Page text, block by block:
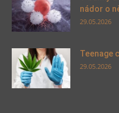
nádor o
29.05.2026
Teenage
29.05.2026